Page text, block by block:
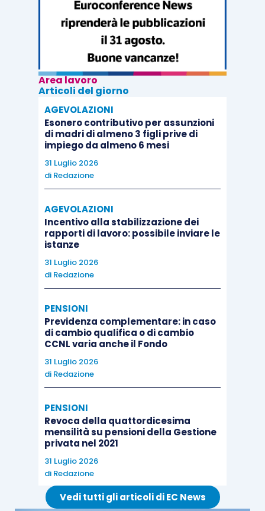
Area lavoro
Articoli del giorno
AGEVOLAZIONI
Esonero contributivo per assunzioni
di madri di almeno 3 figli prive di
impiego da almeno 6 mesi
31 Luglio 2026
di Redazione
AGEVOLAZIONI
Incentivo alla stabilizzazione dei
rapporti di lavoro: possibile inviare le
istanze
31 Luglio 2026
di Redazione
PENSIONI
Previdenza complementare: in caso
di cambio qualifica o di cambio
CCNL varia anche il Fondo
31 Luglio 2026
di Redazione
PENSIONI
Revoca della quattordicesima
mensilità su pensioni della Gestione
privata nel 2021
31 Luglio 2026
di Redazione
Vedi tutti gli articoli di EC News